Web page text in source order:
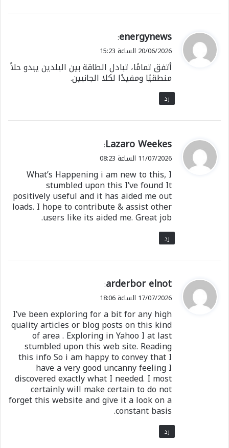
ي
ق
ل
energynews
:
20/06/2026 الساعة 15:23
أتفق تمامًا، تبادل الطاقة بين البلدين يبدو حلاً
منطقيًا ومفيدًا لكلا الجانبين.
رد
ي
ق
ل
Lazaro Weekes
:
11/07/2026 الساعة 08:23
What’s Happening i am new to this, I
stumbled upon this I’ve found It
positively useful and it has aided me out
loads. I hope to contribute & assist other
users like its aided me. Great job.
رد
ي
ق
ل
arderbor elnot
:
17/07/2026 الساعة 18:06
I’ve been exploring for a bit for any high
quality articles or blog posts on this kind
of area . Exploring in Yahoo I at last
stumbled upon this web site. Reading
this info So i am happy to convey that I
have a very good uncanny feeling I
discovered exactly what I needed. I most
certainly will make certain to do not
forget this website and give it a look on a
constant basis.
رد